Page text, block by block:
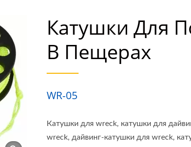
Катушки Для
В Пещерах
WR-05
Катушки для wreck, катушки для
wreck, дайвинг-катушки для wreck,